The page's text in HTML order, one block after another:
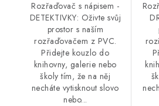
Rozřaďovač s nápisem -
DETEKTIVKY: Oživte svůj
prostor s naším
rozřaďovačem z PVC.
Přidejte kouzlo do
knihovny, galerie nebo
školy tím, že na něj
necháte vytisknout slovo
nebo...